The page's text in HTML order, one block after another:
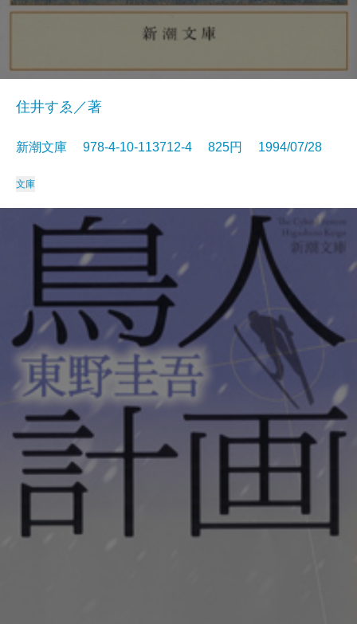
住井すゑ／著
新潮文庫 978-4-10-113712-4 825円 1994/07/28
文庫